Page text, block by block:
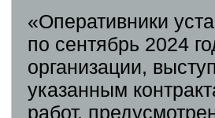
«Оперативники
по сентябрь 2024
организации,
указанным
работ,